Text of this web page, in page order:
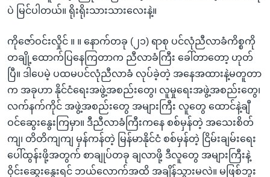
ပဲ မြင်ပါတယ်။ ရိုးရိုးသားသားလေးနဲ့။
ကိုဇော်ဝင်းလှိုင် ။ ။ နောက်တခု (၂၁) ရာစု ပင်လုံညီလာခံကိစ္စကို
တချို့ထောက်ပြနေကြတာက ညီလာခံကြီး ခေါ်တာတော့ ဟုတ်
ပြီ။ ဒါပေမဲ့ ပထမပင်လုံညီလာခံ လုပ်ခဲ့တဲ့ အနေအထားနဲ့မတူတာ
က အခုဟာ နိုင်ငံရေးအဖွဲ့အစည်းတွေ၊ လူမှုရေးအဖွဲ့အစည်းတွေ၊
လက်နက်ကိုင် အဖွဲ့အစည်းတွေ အများကြီး လူတွေ ထောင်နဲ့ချီ
ဝင်ဆွေးနွေးကြမှာ။ ဒီညီလာခံကြီးကနေ စစ်မှန်တဲ့ အသေးစိတ်
ကျ၊ တိတိကျကျ မှန်ကန်တဲ့ မြန်မာနိုင်ငံ စစ်မှန်တဲ့ ငြိမ်းချမ်းရေး
ပေါ်ထွန်းဖို့အတွက် စာချုပ်တခု ချလာဖို့ ဒီလူတွေ အများကြီးနဲ့
ဝိုင်းဆွေးနွေးရင် ဘယ်လောက်အထိ အချိန်သွားမလဲ။ မဖြစ်ဘူး